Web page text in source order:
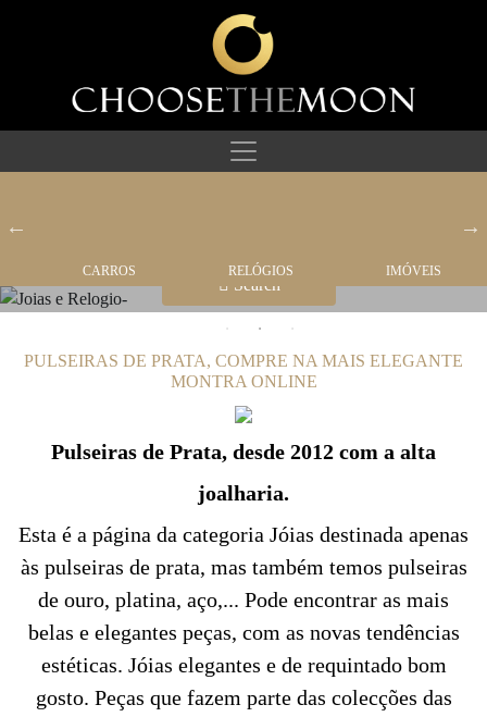
CARROS RELÓGIOS IMÓVEIS
JÓIAS
Search
PULSEIRAS DE PRATA, COMPRE NA MAIS ELEGANTE
MONTRA ONLINE
Pulseiras de Prata, desde 2012 com a alta
joalharia.
Esta é a página da categoria Jóias destinada apenas
às pulseiras de prata, mas também temos pulseiras
de ouro, platina, aço,... Pode encontrar as mais
belas e elegantes peças, com as novas tendências
estéticas. Jóias elegantes e de requintado bom
gosto. Peças que fazem parte das colecções das